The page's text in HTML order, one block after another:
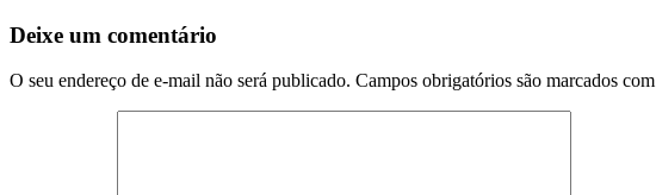
Deixe um comentário
O seu endereço de e-mail não será publicado. Campos obrigatórios são marcados com